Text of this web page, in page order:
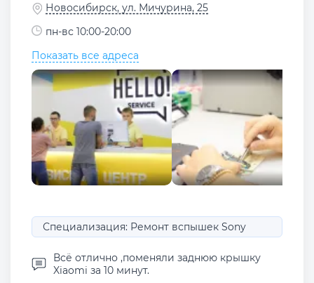
Новосибирск, ул. Мичурина, 25
пн-вс 10:00-20:00
Показать все адреса
Специализация: Ремонт вспышек Sony
Всё отлично ,поменяли заднюю крышку
Xiaomi за 10 минут.